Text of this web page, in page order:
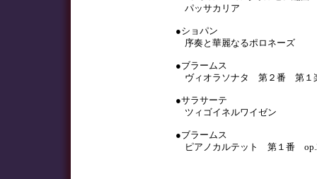
パッサカリア
●ショパン
序奏と華麗なるポロネーズ
●ブラームス
ヴィオラソナタ 第２番 第１
●サラサーテ
ツィゴイネルワイゼン
●ブラームス
ピアノカルテット 第１番